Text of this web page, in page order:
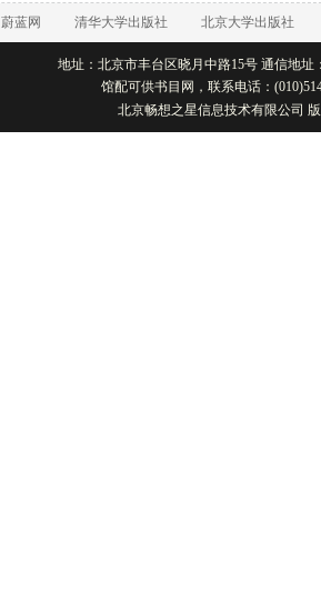
蔚蓝网 清华大学出版社 北京大学出版社
地址：北京市丰台区晓月中路15号 通信地址
馆配可供书目网，联系电话：
北京畅想之星信息技术有限公司